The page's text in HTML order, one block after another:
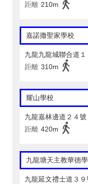
距離 210m
嘉諾撒聖家學校
九龍九龍城聯合道
距離 310m
耀山學校
九龍嘉林邊道２４號
距離 420m
九龍塘天主教華德
九龍延文禮士道３９